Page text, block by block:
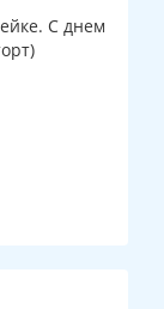
С днем